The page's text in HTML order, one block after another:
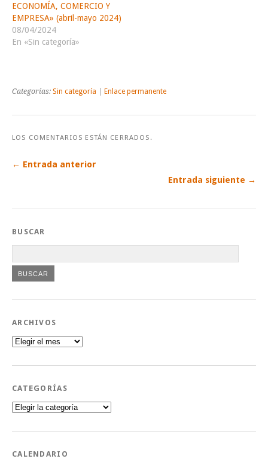
ECONOMÍA, COMERCIO Y
EMPRESA» (abril-mayo 2024)
08/04/2024
En «Sin categoría»
Categorías: Sin categoría Enlace permanente
LOS COMENTARIOS ESTÁN CERRADOS.
← Entrada anterior
Entrada siguiente →
BUSCAR
ARCHIVOS
Archivos
CATEGORÍAS
Categorías
CALENDARIO